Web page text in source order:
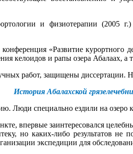
и физиотерапии (2005
«Развитие
келоидов и рапы озера Абалаах,
работ, защищены диссертации.
История Абалахской
Люди специально ездили на озеро
впервые заинтересовался
но каких-либо результатов не
экспедиции для